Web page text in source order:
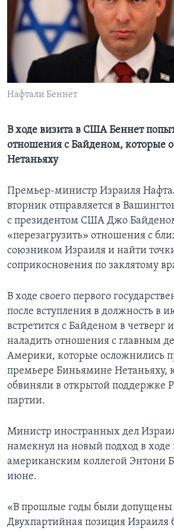
Learning English
СОЦИАЛЬНЫЕ СЕТИ
Нафтали Беннет
В ходе визита в США Беннет
отношения с Байденом, которые
Нетаньяху
Премьер-министр Израиля
вторник отправляется в
с президентом США Джо
«перезагрузить» отношения с
союзником Израиля и найти
соприкосновения по заклятому
В ходе своего первого
после вступления в должность в
встретится с Байденом в четверг
наладить отношения с главным
Америки, которые осложнились
премьере Биньямине Нетаньяху,
обвиняли в открытой поддержке
партии.
Министр иностранных дел
намекнул на новый подход в ходе
американским коллегой Энтони
июне.
«В прошлые годы были
Двухпартийная позиция Израиля